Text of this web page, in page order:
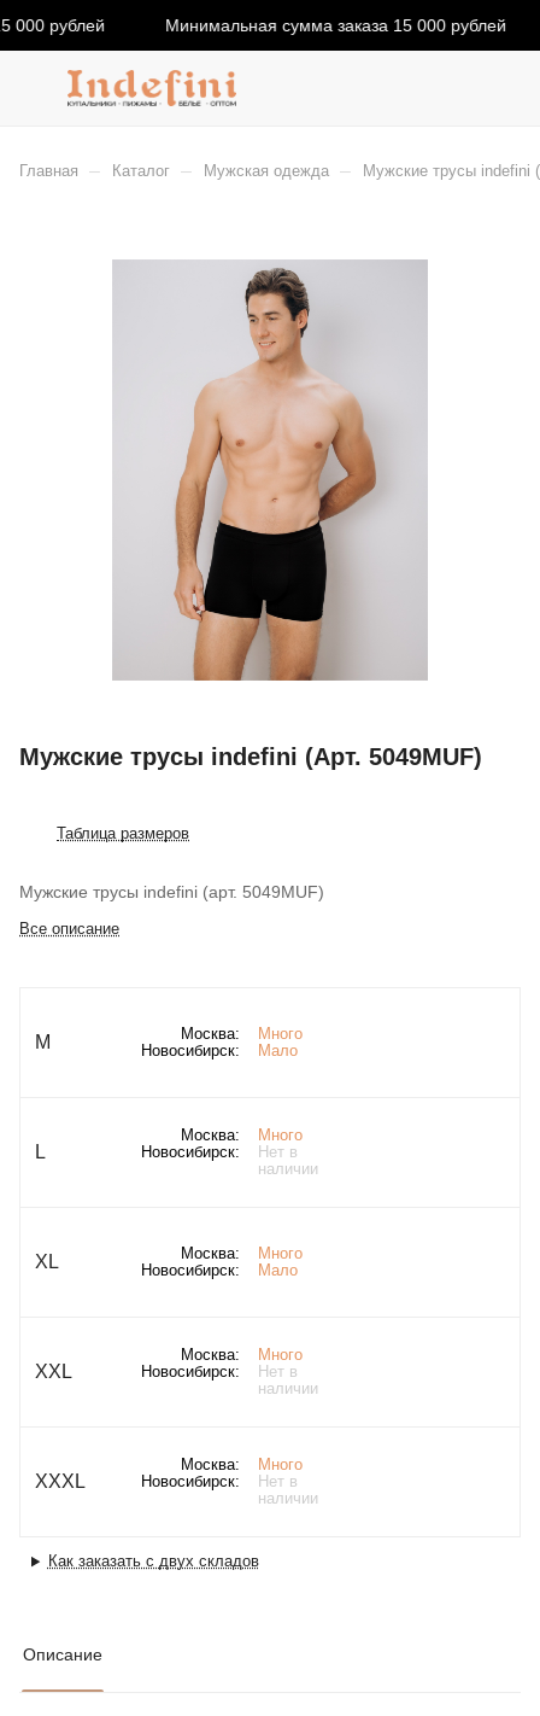
000 рублей Минимальная сумма заказа 15 000 рублей
Главная – Каталог – Мужская одежда – Мужские трусы indefini
Мужские трусы indefini (Арт. 5049MUF)
Таблица размеров
Мужские трусы indefini (арт. 5049MUF)
Все описание
M Москва:
Много
Новосибирск:
Мало
L
Москва:
Много
Новосибирск:
Нет в
наличии
XL Москва:
Много
Новосибирск:
Мало
XXL
Москва:
Много
Новосибирск:
Нет в
наличии
XXXL
Москва:
Много
Новосибирск:
Нет в
наличии
Как заказать с двух складов
Описание